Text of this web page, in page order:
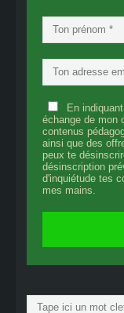
En
échange de mon
contenus
ainsi que des
peux te
désinscription
d'inquiétude tes
mes mains.
Rechercher